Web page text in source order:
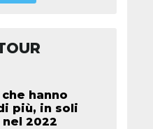
hanno
più, in soli
2022